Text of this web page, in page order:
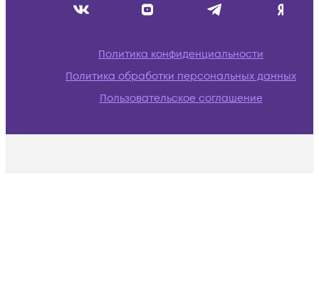
Политика конфиденциальности
Политика обработки персональных данных
Пользовательское соглашение